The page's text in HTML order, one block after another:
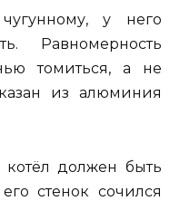
у него
Равномерность
томиться, а не
из алюминия
котёл должен быть
стенок сочился